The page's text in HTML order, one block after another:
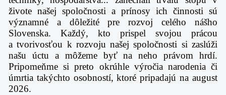
živote našej spoločnosti a prínosy ich činnosti sú
významné a dôležité pre rozvoj celého nášho
Slovenska. Každý, kto prispel svojou prácou
a tvorivosťou k rozvoju našej spoločnosti si zaslúži
našu úctu a môžeme byť na neho právom hrdí.
Pripomeňme si preto okrúhle výročia narodenia či
úmrtia takýchto osobností, ktoré pripadajú na august
2026.